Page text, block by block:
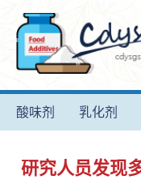
酸味剂 乳化剂
研究人员发现